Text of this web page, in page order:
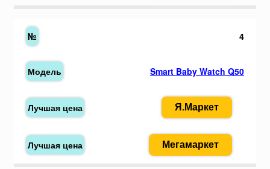
4
Smart Baby Watch Q50
Я.Маркет
Мегамаркет